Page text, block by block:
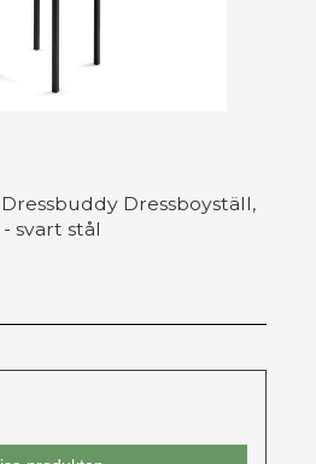
Dressbuddy Dressboyställ,
svart stål